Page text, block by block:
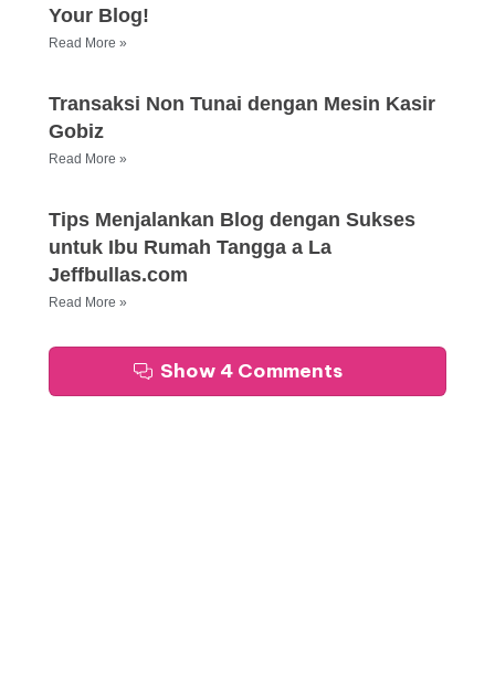
Your Blog!
Read More »
Transaksi Non Tunai dengan Mesin Kasir
Gobiz
Read More »
Tips Menjalankan Blog dengan Sukses
untuk Ibu Rumah Tangga a La
Jeffbullas.com
Read More »
Show 4 Comments